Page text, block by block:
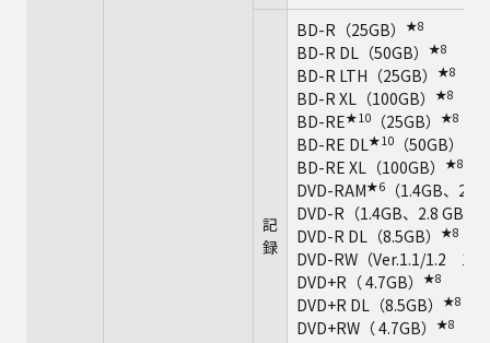
記
録
BD-R（25GB） ★8
BD-R DL（50GB） ★8
BD-R LTH（25GB） ★8
BD-R XL（100GB） ★8
BD-RE★10 （25GB） ★8
BD-RE DL★10 （50GB）
BD-RE XL（100GB） ★8
DVD-RAM★6
（1.4GB、
DVD-R（1.4GB、2.8 GB
DVD-R DL（8.5GB）
★8
DVD-RW（Ver.1.1/1.2
DVD+R（ 4.7GB）
★8
DVD+R DL（8.5GB） ★8
DVD+RW（ 4.7GB） ★8